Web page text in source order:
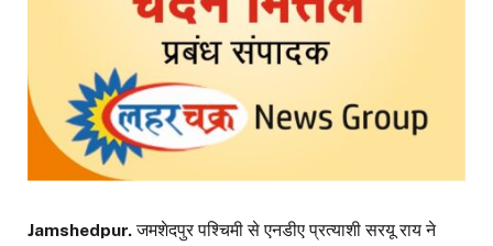
Jamshedpur.जमशेदपुर पश्चिमी से एनडीए प्रत्याशी सरयू राय ने